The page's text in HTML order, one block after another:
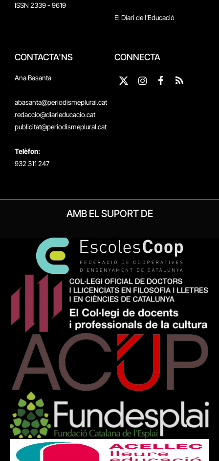
ISSN 2339 - 9619
El Diari de l'Educació
CONTACTA'NS
Ana Basanta
abasanta@periodismeplural.cat
redaccio@diarieducacio.cat
publicitat@periodismeplural.cat
Telèfon:
932 311 247
CONNECTA
X
Instagram
Facebook
RSS
AMB EL SUPORT DE